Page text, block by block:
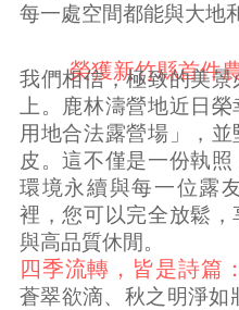
每一處空間都能與大地
榮獲新竹縣首件
我們相信，極致的美
上。鹿林濤營地近日
用地合法露營場」，
皮。這不僅是一份執照
環境永續與每一位露
裡，您可以完全放鬆
與高品質休閒。
四季流轉，皆是詩篇：
蒼翠欲滴、秋之明淨如